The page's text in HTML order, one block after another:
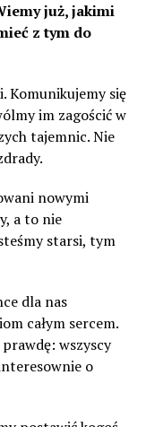
już, jakimi
z tym do
Komunikujemy się
im zagościć w
tajemnic. Nie
nowymi
a to nie
starsi, tym
dla nas
całym sercem.
wszyscy
o